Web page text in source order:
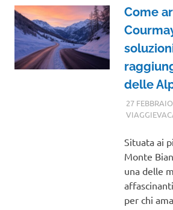
Come
delle
27
Situata ai
Monte
una delle
per chi